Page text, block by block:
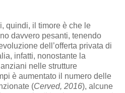
quindi, il timore è che le
davvero pesanti, tenendo
dell’offerta privata di
infatti, nonostante la
nelle strutture
è aumentato il numero delle
(Cerved, 2016), alcune